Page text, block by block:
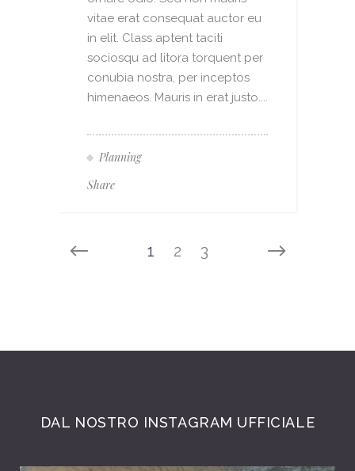
vitae erat consequat auctor eu
in elit. Class aptent taciti
sociosqu ad litora torquent per
conubia nostra, per inceptos
himenaeos. Mauris in erat justo....
Planning
Share
1 2 3
DAL NOSTRO INSTAGRAM UFFICIALE